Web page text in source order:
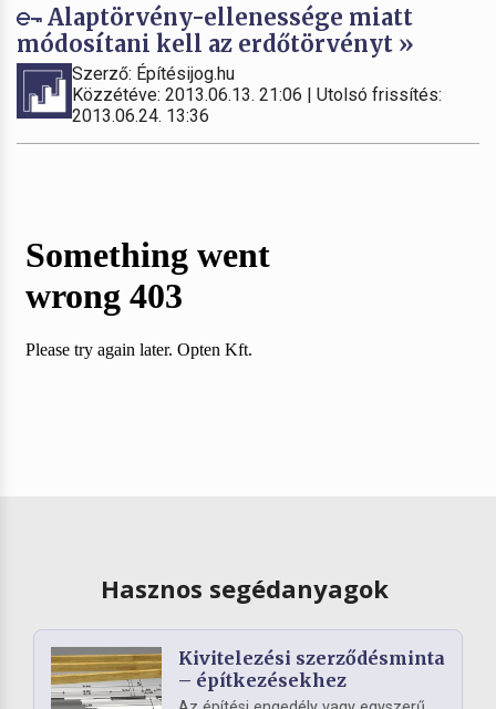
Alaptörvény-ellenessége miatt
módosítani kell az erdőtörvényt »
Szerző: Építésijog.hu
Közzétéve: 2013.06.13. 21:06 | Utolsó frissítés:
2013.06.24. 13:36
Hasznos segédanyagok
Kivitelezési szerződésminta
– építkezésekhez